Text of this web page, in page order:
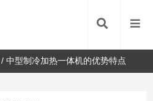
/中型制冷加热一体机的优势特点